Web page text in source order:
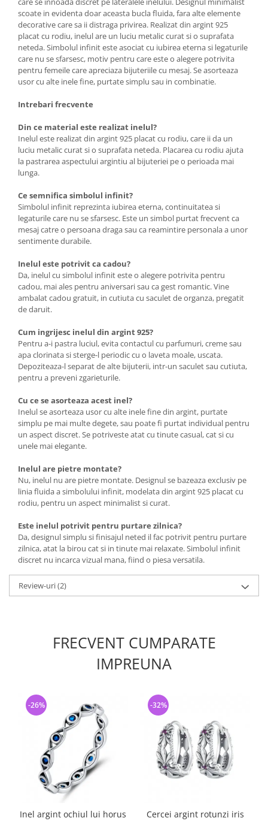
scoate in evidenta doar aceasta bucla fluida, fara alte elemente
decorative care sa ii distraga privirea. Realizat din argint 925
placat cu rodiu, inelul are un luciu metalic curat si o suprafata
neteda. Simbolul infinit este asociat cu iubirea eterna si legaturile
care nu se sfarsesc, motiv pentru care este o alegere potrivita
pentru femeile care apreciaza bijuteriile cu mesaj. Se asorteaza
usor cu alte inele fine, purtate simplu sau in combinatie.
Intrebari frecvente
Din ce material este realizat inelul?
Inelul este realizat din argint 925 placat cu rodiu, care ii da un
luciu metalic curat si o suprafata neteda. Placarea cu rodiu ajuta
la pastrarea aspectului argintiu al bijuteriei pe o perioada mai
lunga.
Ce semnifica simbolul infinit?
Simbolul infinit reprezinta iubirea eterna, continuitatea si
legaturile care nu se sfarsesc. Este un simbol purtat frecvent ca
mesaj catre o persoana draga sau ca reamintire personala a unor
sentimente durabile.
Inelul este potrivit ca cadou?
Da, inelul cu simbolul infinit este o alegere potrivita pentru
cadou, mai ales pentru aniversari sau ca gest romantic. Vine
ambalat cadou gratuit, in cutiuta cu saculet de organza, pregatit
de daruit.
Cum ingrijesc inelul din argint 925?
Pentru a-i pastra luciul, evita contactul cu parfumuri, creme sau
apa clorinata si sterge-l periodic cu o laveta moale, uscata.
Depoziteaza-l separat de alte bijuterii, intr-un saculet sau cutiuta,
pentru a preveni zgarieturile.
Cu ce se asorteaza acest inel?
Inelul se asorteaza usor cu alte inele fine din argint, purtate
simplu pe mai multe degete, sau poate fi purtat individual pentru
un aspect discret. Se potriveste atat cu tinute casual, cat si cu
unele mai elegante.
Inelul are pietre montate?
Nu, inelul nu are pietre montate. Designul se bazeaza exclusiv pe
linia fluida a simbolului infinit, modelata din argint 925 placat cu
rodiu, pentru un aspect minimalist si curat.
Este inelul potrivit pentru purtare zilnica?
Da, designul simplu si finisajul neted il fac potrivit pentru purtare
zilnica, atat la birou cat si in tinute mai relaxate. Simbolul infinit
discret nu incarca vizual mana, fiind o piesa versatila.
Review-uri(2)
FRECVENT CUMPARATE
IMPREUNA
Inel argint ochiul lui horus
-26%
Cercei argint rotunzi iris
-32%